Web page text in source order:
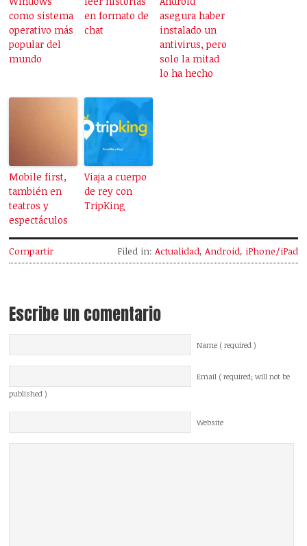
como sistema
operativo más
popular del
mundo
en formato de
chat
asegura haber
instalado un
antivirus, pero
solo la mitad
lo ha hecho
Mobile first,
también en
teatros y
espectáculos
Viaja a cuerpo
de rey con
TripKing
Compartir Filed in: Actualidad, Android, iPhone/iPad
Escribe un comentario
Name ( required )
Email ( required; will not be
published )
Website